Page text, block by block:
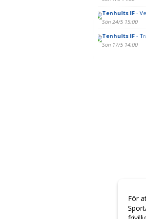
Tenhults IF-
Sön 24/5 15:00
Tenhults IF-
Sön 17/5 14:00
För